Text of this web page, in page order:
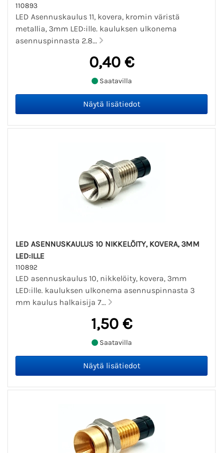
110893
LED Asennuskaulus 11, kovera, kromin väristä
metallia, 3mm LED:ille. kauluksen ulkonema
asennuspinnasta 2.8...
0,40 €
Saatavilla
LED ASENNUSKAULUS 10 NIKKELÖITY, KOVERA, 3MM
LED:ILLE
110892
LED asennuskaulus 10, nikkelöity, kovera, 3mm
LED:ille. kauluksen ulkonema asennuspinnasta 3
mm kaulus halkaisija 7...
1,50 €
Saatavilla